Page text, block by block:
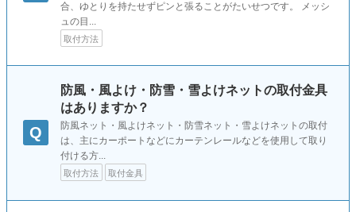
合、ゆとりを持たせずピンと張ることがたいせつです。 メッシ
ュの目...
取付方法
Q
防風・風よけ・防雪・雪よけネットの取付金具
はありますか？
防風ネット・風よけネット・防雪ネット・雪よけネットの取付
は、主にカーポートなどにカーテンレールなどを使用して取り
付ける方...
取付方法 取付金具